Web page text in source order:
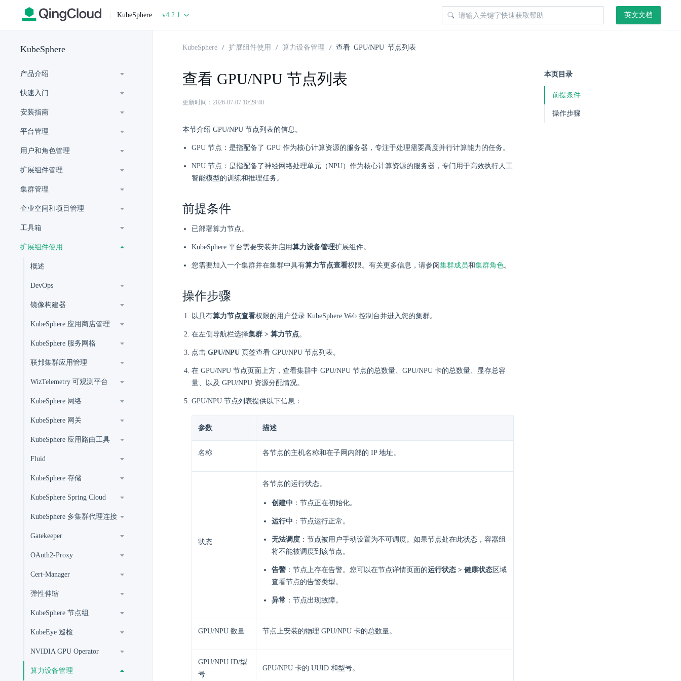
| KubeSphere v4.2.1 英文文档
KubeSphere
产品介绍
快速入门
安装指南
平台管理
用户和角色管理
扩展组件管理
集群管理
企业空间和项目管理
工具箱
扩展组件使用
概述
DevOps
镜像构建器
KubeSphere 应用商店管理
KubeSphere 服务网格
联邦集群应用管理
WizTelemetry 可观测平台
KubeSphere 网络
KubeSphere 网关
KubeSphere 应用路由工具
Fluid
KubeSphere 存储
KubeSphere Spring Cloud
KubeSphere 多集群代理连接
Gatekeeper
OAuth2-Proxy
Cert-Manager
弹性伸缩
KubeSphere 节点组
KubeEye 巡检
NVIDIA GPU Operator
算力设备管理
KubeSphere 扩展组件使用 算力设备管理 查看 GPU/NPU 节点列表
查看 GPU/NPU 节点列表
更新时间：2026-07-07 10:29:40
本节介绍 GPU/NPU 节点列表的信息。
GPU 节点：是指配备了 GPU 作为核心计算资源的服务器，专注于处理需要高度并行计算能力的任务。
NPU 节点：是指配备了神经网络处理单元（NPU）作为核心计算资源的服务器，专门用于高效执行人工
智能模型的训练和推理任务。
前提条件
已部署算力节点。
KubeSphere 平台需要安装并启用算力设备管理扩展组件。
您需要加入一个集群并在集群中具有算力节点查看权限。有关更多信息，请参阅集群成员和集群角色。
操作步骤
以具有算力节点查看权限的用户登录 KubeSphere Web 控制台并进入您的集群。
在左侧导航栏选择集群 > 算力节点。
点击 GPU/NPU 页签查看 GPU/NPU 节点列表。
在 GPU/NPU 节点页面上方，查看集群中 GPU/NPU 节点的总数量、GPU/NPU 卡的总数量、显存总容
量、以及 GPU/NPU 资源分配情况。
GPU/NPU 节点列表提供以下信息：
参数 描述
名称 各节点的主机名称和在子网内部的 IP 地址。
状态
各节点的运行状态。
创建中 ：节点正在初始化。
运行中 ：节点运行正常。
无法调度 ：节点被用户手动设置为不可调度。如果节点处在此状态，容器组
将不能被调度到该节点。
告警 ：节点上存在告警。您可以在节点详情页面的运行状态 > 健康状态 区域
查看节点的告警类型。
异常 ：节点出现故障。
GPU/NPU 数量​ 节点上安装的物理 GPU/NPU 卡的总数量。
GPU/NPU ID/型
号​
GPU/NPU 卡的 UUID 和型号。
本页目录
前提条件
操作步骤